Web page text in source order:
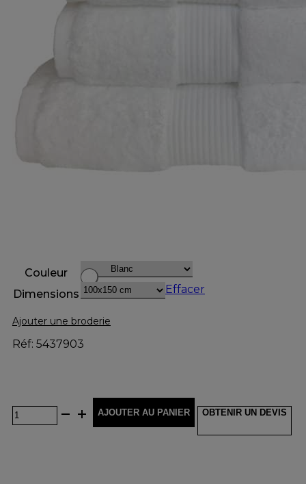
Couleur
Dimensions
Effacer
Ajouter une broderie
Réf: 5437903
AJOUTER AU PANIER OBTENIR UN DEVIS